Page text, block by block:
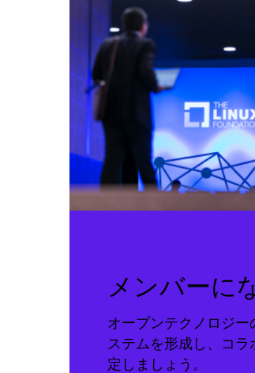
メンバーに
オープンテクノロジ
ステムを形成し、コ
定しましょう。